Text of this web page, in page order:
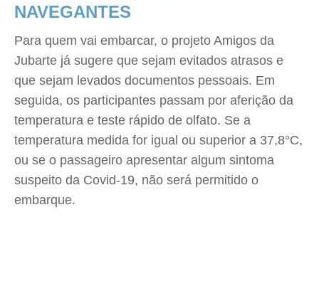
NAVEGANTES
Para quem vai embarcar, o projeto Amigos da
Jubarte já sugere que sejam evitados atrasos e
que sejam levados documentos pessoais. Em
seguida, os participantes passam por aferição da
temperatura e teste rápido de olfato. Se a
temperatura medida for igual ou superior a 37,8°C,
ou se o passageiro apresentar algum sintoma
suspeito da Covid-19, não será permitido o
embarque.